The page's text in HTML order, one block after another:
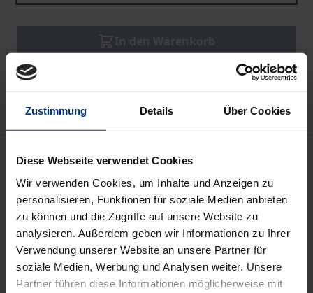
Zustimmung Details Über Cookies
Diese Webseite verwendet Cookies
Wir verwenden Cookies, um Inhalte und Anzeigen zu
personalisieren, Funktionen für soziale Medien anbieten
zu können und die Zugriffe auf unsere Website zu
analysieren. Außerdem geben wir Informationen zu Ihrer
Verwendung unserer Website an unsere Partner für
soziale Medien, Werbung und Analysen weiter. Unsere
Partner führen diese Informationen möglicherweise mit
In den Warenkorb
Zur Wunschliste hinzufügen
Hinweise zu Versandkosten
Bibliografische Angaben
Auflage
1
ISBN
978-3-7890-6929-1